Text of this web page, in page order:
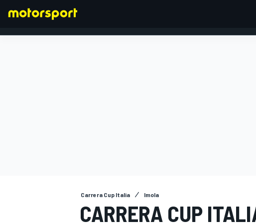
Carrera Cup Italia Imola
CARRERA CUP